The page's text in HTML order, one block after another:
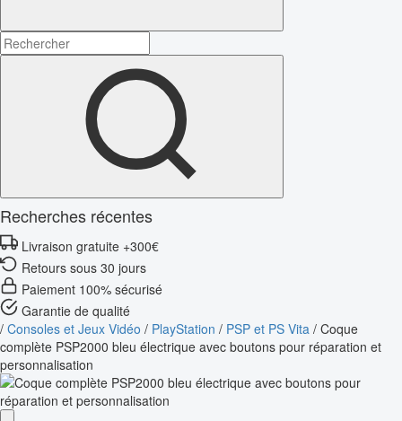
Recherches récentes
Livraison gratuite +300€
Retours sous 30 jours
Paiement 100% sécurisé
Garantie de qualité
/ Consoles et Jeux Vidéo / PlayStation / PSP et PS Vita / Coque
complète PSP2000 bleu électrique avec boutons pour réparation et
personnalisation